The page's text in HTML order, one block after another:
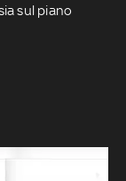
sul piano